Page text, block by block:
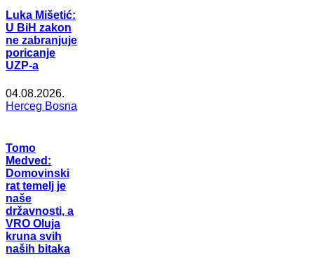
Luka Mišetić:
U BiH zakon
ne zabranjuje
poricanje
UZP-a
04.08.2026.
Herceg Bosna
Tomo
Medved:
Domovinski
rat temelj je
naše
državnosti, a
VRO Oluja
kruna svih
naših bitaka